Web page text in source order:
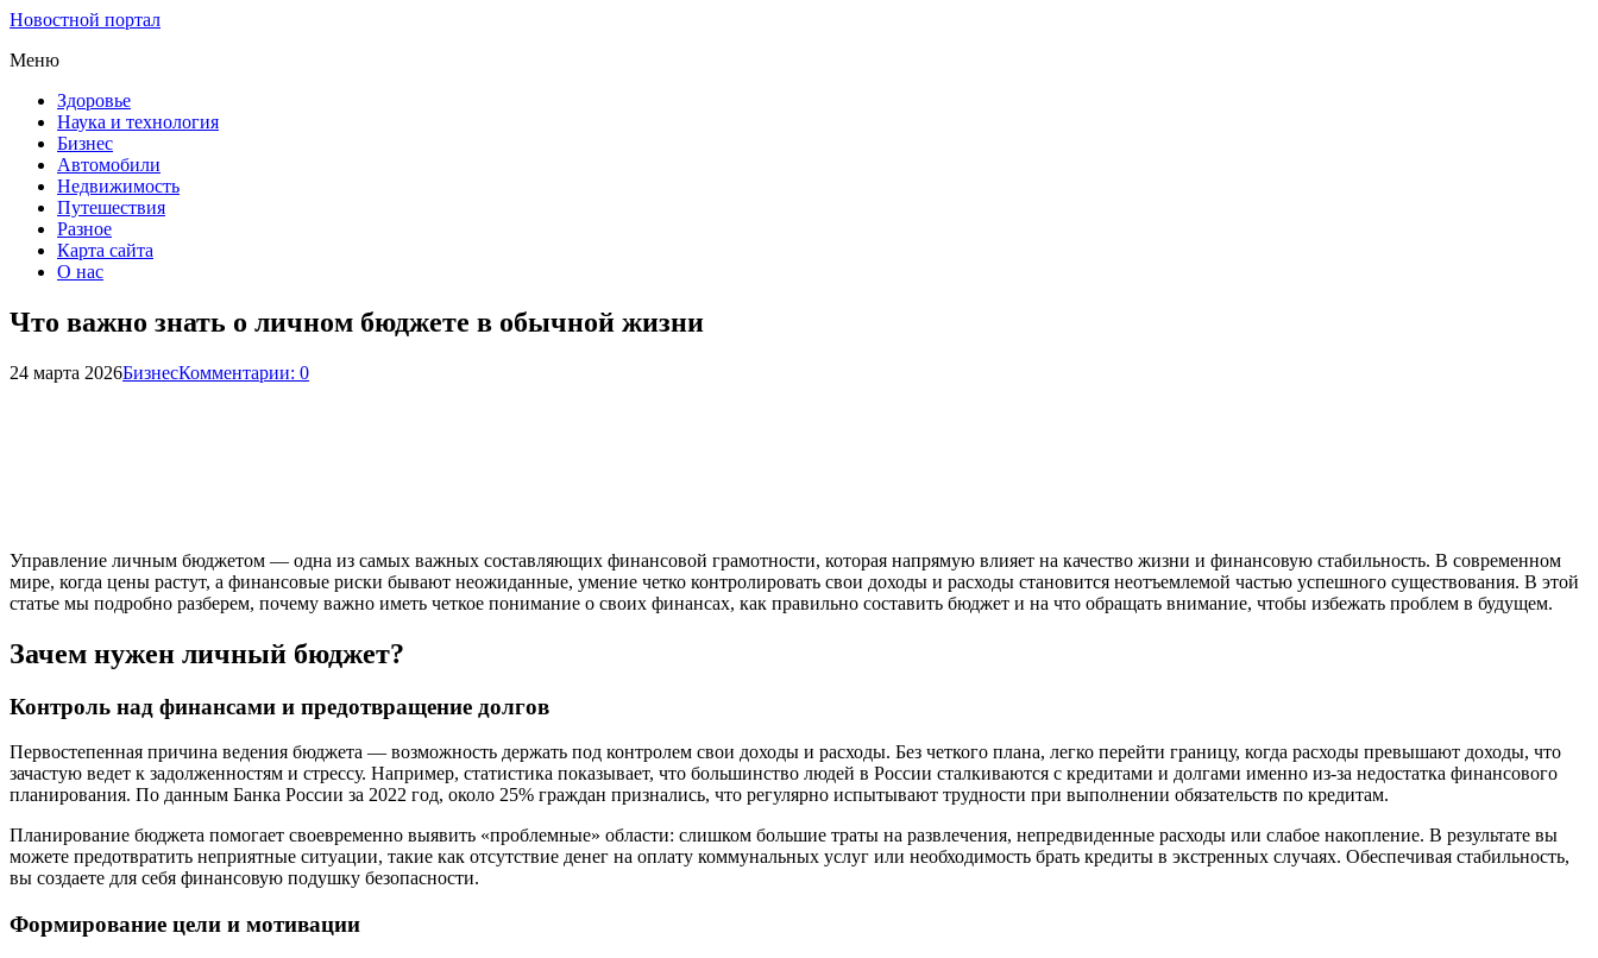
Новостной портал
Меню
Здоровье
Наука и технология
Бизнес
Автомобили
Недвижимость
Путешествия
Разное
Карта сайта
О нас
Что важно знать о личном бюджете в обычной жизни
24 марта 2026БизнесКомментарии: 0
Управление личным бюджетом — одна из самых важных составляющих финансовой грамотности, которая напрямую влияет на качество жизни и финансовую стабильность. В современном
мире, когда цены растут, а финансовые риски бывают неожиданные, умение четко контролировать свои доходы и расходы становится неотъемлемой частью успешного существования. В этой
статье мы подробно разберем, почему важно иметь четкое понимание о своих финансах, как правильно составить бюджет и на что обращать внимание, чтобы избежать проблем в будущем.
Зачем нужен личный бюджет?
Контроль над финансами и предотвращение долгов
Первостепенная причина ведения бюджета — возможность держать под контролем свои доходы и расходы. Без четкого плана, легко перейти границу, когда расходы превышают доходы, что
зачастую ведет к задолженностям и стрессу. Например, статистика показывает, что большинство людей в России сталкиваются с кредитами и долгами именно из-за недостатка финансового
планирования. По данным Банка России за 2022 год, около 25% граждан признались, что регулярно испытывают трудности при выполнении обязательств по кредитам.
Планирование бюджета помогает своевременно выявить «проблемные» области: слишком большие траты на развлечения, непредвиденные расходы или слабое накопление. В результате вы
можете предотвратить неприятные ситуации, такие как отсутствие денег на оплату коммунальных услуг или необходимость брать кредиты в экстренных случаях. Обеспечивая стабильность,
вы создаете для себя финансовую подушку безопасности.
Формирование цели и мотивации